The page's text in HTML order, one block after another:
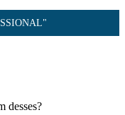
desses?